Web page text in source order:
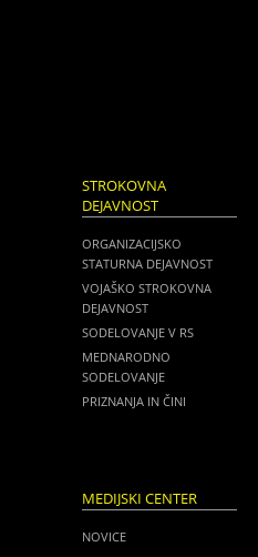
STROKOVNA
DEJAVNOST
ORGANIZACIJSKO
STATURNA DEJAVNOST
VOJAŠKO STROKOVNA
DEJAVNOST
SODELOVANJE V RS
MEDNARODNO
SODELOVANJE
PRIZNANJA IN ČINI
MEDIJSKI CENTER
NOVICE